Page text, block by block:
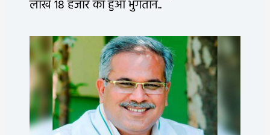
लाख 18 हजार का हुआ भुगतान..